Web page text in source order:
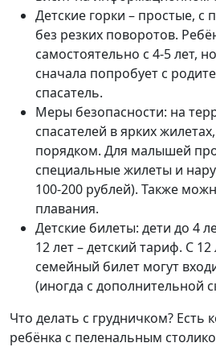
Детские горки – простые, с
без резких поворотов.
самостоятельно с 4-5 лет,
сначала попробует с
спасатель.
Меры безопасности: на
спасателей в ярких
порядком. Для малышей
специальные жилеты и
100-200 рублей). Также
плавания.
Детские билеты: дети до 4
12 лет – детский тариф. С
семейный билет могут
(иногда с дополнительной
Что делать с грудничком? Есть
ребёнка с пеленальным